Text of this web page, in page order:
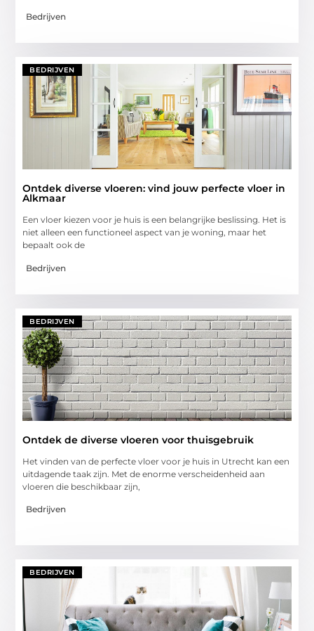
Bedrijven
BEDRIJVEN
Ontdek diverse vloeren: vind jouw perfecte vloer in
Alkmaar
Een vloer kiezen voor je huis is een belangrijke beslissing. Het is
niet alleen een functioneel aspect van je woning, maar het
bepaalt ook de
Bedrijven
BEDRIJVEN
Ontdek de diverse vloeren voor thuisgebruik
Het vinden van de perfecte vloer voor je huis in Utrecht kan een
uitdagende taak zijn. Met de enorme verscheidenheid aan
vloeren die beschikbaar zijn,
Bedrijven
BEDRIJVEN